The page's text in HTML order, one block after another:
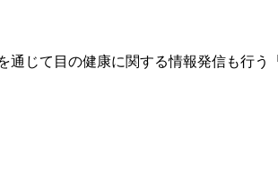
じて目の健康に関する情報発信も行